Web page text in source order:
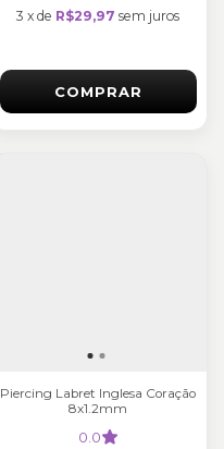
3 xde R$29,97 sem juros
COMPRAR
Piercing Labret Inglesa Coração
8x1.2mm
0.0